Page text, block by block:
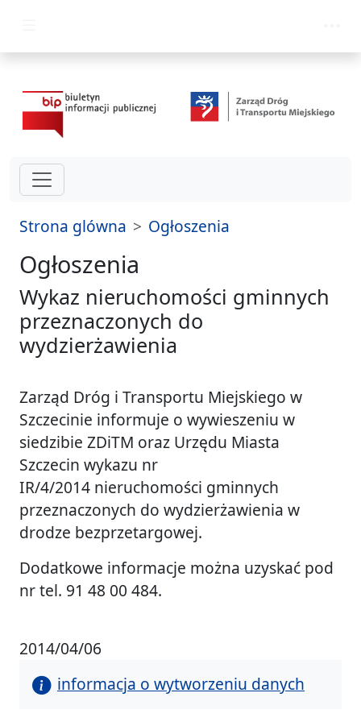
Strona glówna Ogłoszenia
Ogłoszenia
Wykaz nieruchomości gminnych
przeznaczonych do
wydzierżawienia
Zarząd Dróg i Transportu Miejskiego w
Szczecinie informuje o wywieszeniu w
siedzibie ZDiTM oraz Urzędu Miasta
Szczecin wykazu nr
IR/4/2014 nieruchomości gminnych
przeznaczonych do wydzierżawienia w
drodze bezprzetargowej.
Dodatkowe informacje można uzyskać pod
nr tel. 91 48 00 484.
2014/04/06
informacja o wytworzeniu danych